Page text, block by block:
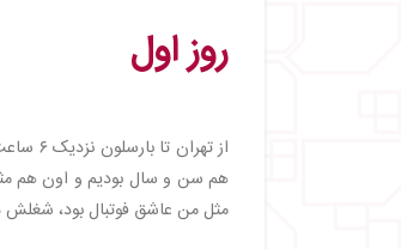
روز اول
مثل من عاشق فوتبال بود، شغلش